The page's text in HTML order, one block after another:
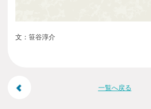
文：笹谷淳介
投
一覧へ戻る